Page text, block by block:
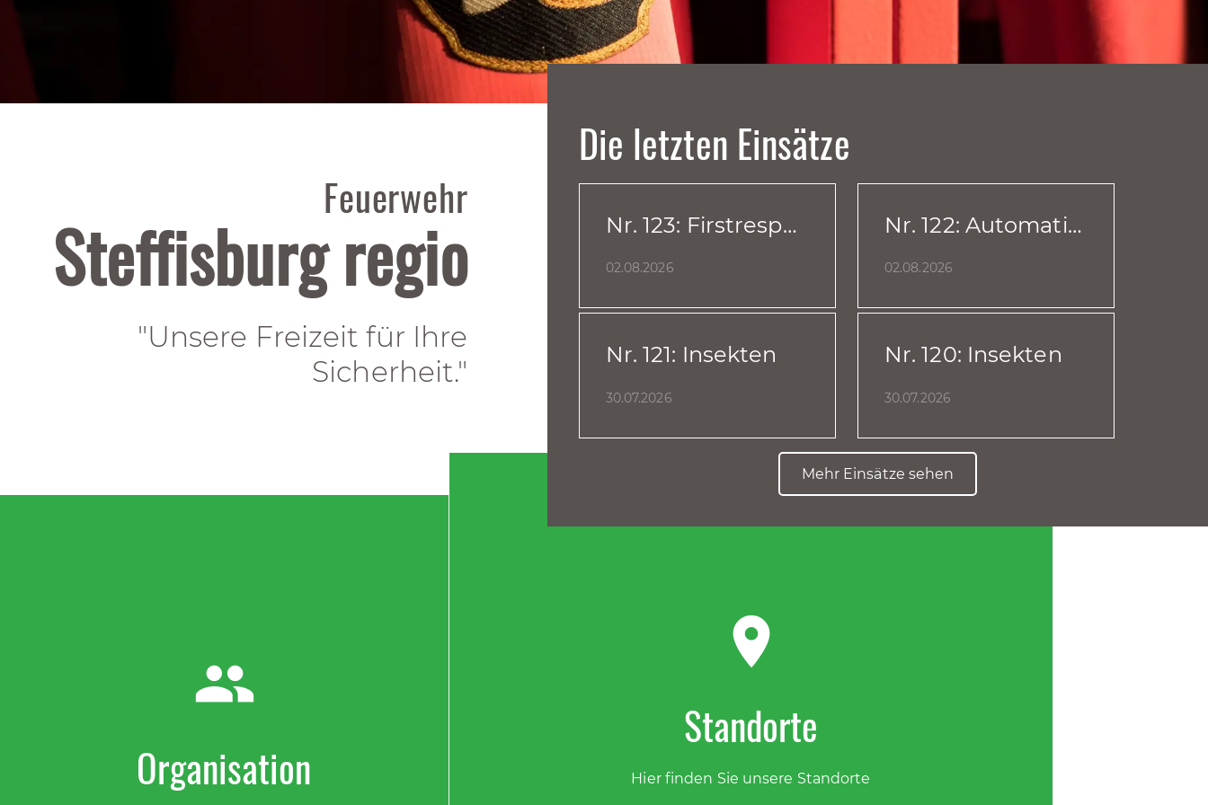
Feuerwehr
Steffisburg regio
"Unsere Freizeit für Ihre
Sicherheit."
Die letzten Einsätze
Nr. 123: Firstresponder
02.08.2026
Nr. 122: Automatischer Alarm Feuer
02.08.2026
Nr. 121: Insekten
30.07.2026
Nr. 120: Insekten
30.07.2026
Mehr Einsätze sehen
group
Organisation

Standorte
Hier finden Sie unsere Standorte